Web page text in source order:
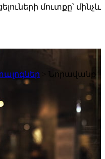
մուտքը՝ մինչև
>
Նորավանք